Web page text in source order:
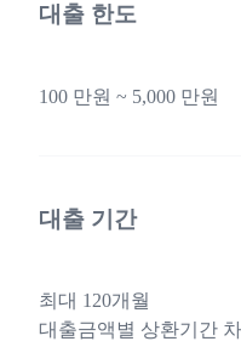
대출 한도
100 만원 ~ 5,000 만원
대출 기간
최대 120개월
대출금액별 상환기간